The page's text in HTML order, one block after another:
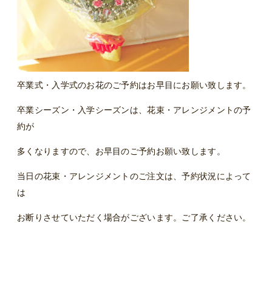
卒業式・入学式のお花のご予約はお早目にお願い致します。
卒業シーズン・入学シーズンは、花束・アレンジメントの予
約が
多くなりますので、お早目のご予約お願い致します。
当日の花束・アレンジメントのご注文は、予約状況によって
は
お断りさせていただく場合がございます。ご了承ください。